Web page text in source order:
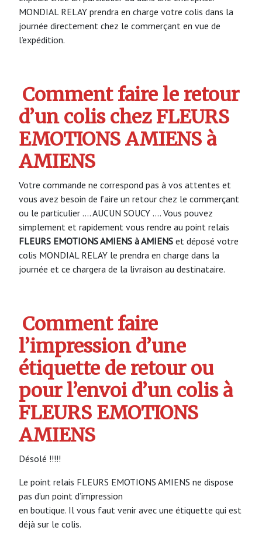
MONDIAL RELAY prendra en charge votre colis dans la
journée directement chez le commerçant en vue de
l’expédition.
Comment faire le retour
d’un colis chez FLEURS
EMOTIONS AMIENS à
AMIENS
Votre commande ne correspond pas à vos attentes et
vous avez besoin de faire un retour chez le commerçant
ou le particulier …. AUCUN SOUCY …. Vous pouvez
simplement et rapidement vous rendre au point relais
FLEURS EMOTIONS AMIENS à AMIENS et déposé votre
colis MONDIAL RELAY le prendra en charge dans la
journée et ce chargera de la livraison au destinataire.
Comment faire
l’impression d’une
étiquette de retour ou
pour l’envoi d’un colis à
FLEURS EMOTIONS
AMIENS
Désolé !!!!!
Le point relais FLEURS EMOTIONS AMIENS ne dispose
pas d’un point d’impression
en boutique. Il vous faut venir avec une étiquette qui est
déjà sur le colis.